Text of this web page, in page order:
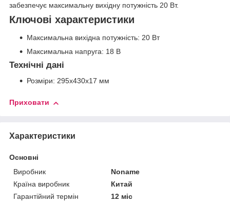
забезпечує максимальну вихідну потужність 20 Вт.
Ключові характеристики
Максимальна вихідна потужність: 20 Вт
Максимальна напруга: 18 В
Технічні дані
Розміри: 295х430х17 мм
Приховати
Характеристики
Основні
Виробник
Noname
Країна виробник
Китай
Гарантійний термін
12 міс